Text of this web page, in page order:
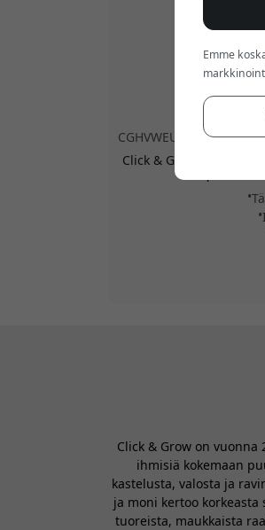
CGHVWEU
Click & Grow
Click & Grow on
ihmisiä kokemaan
kastelusta, valosta ja
ja moni kertoo
tuoreista, maukkaista
Emme